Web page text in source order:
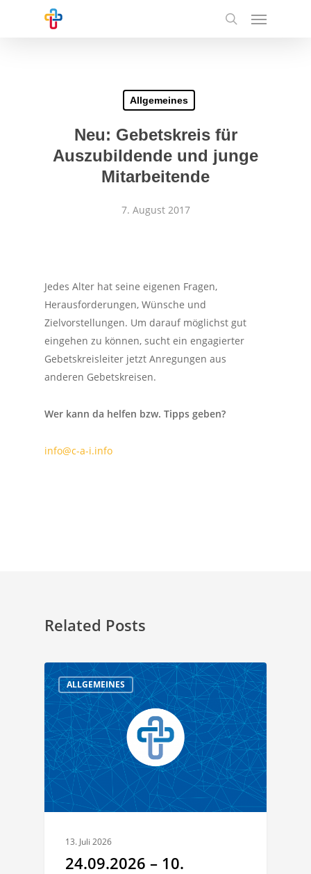
Menu
Allgemeines
Neu: Gebetskreis für
Auszubildende und junge
Mitarbeitende
7. August 2017
Jedes Alter hat seine eigenen Fragen,
Herausforderungen, Wünsche und
Zielvorstellungen. Um darauf möglichst gut
eingehen zu können, sucht ein engagierter
Gebetskreisleiter jetzt Anregungen aus
anderen Gebetskreisen.
Wer kann da helfen bzw. Tipps geben?
info@c-a-i.info
Related Posts
ALLGEMEINES
13. Juli 2026
24.09.2026 – 10.